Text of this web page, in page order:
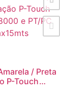
/ Preta
P-Touch